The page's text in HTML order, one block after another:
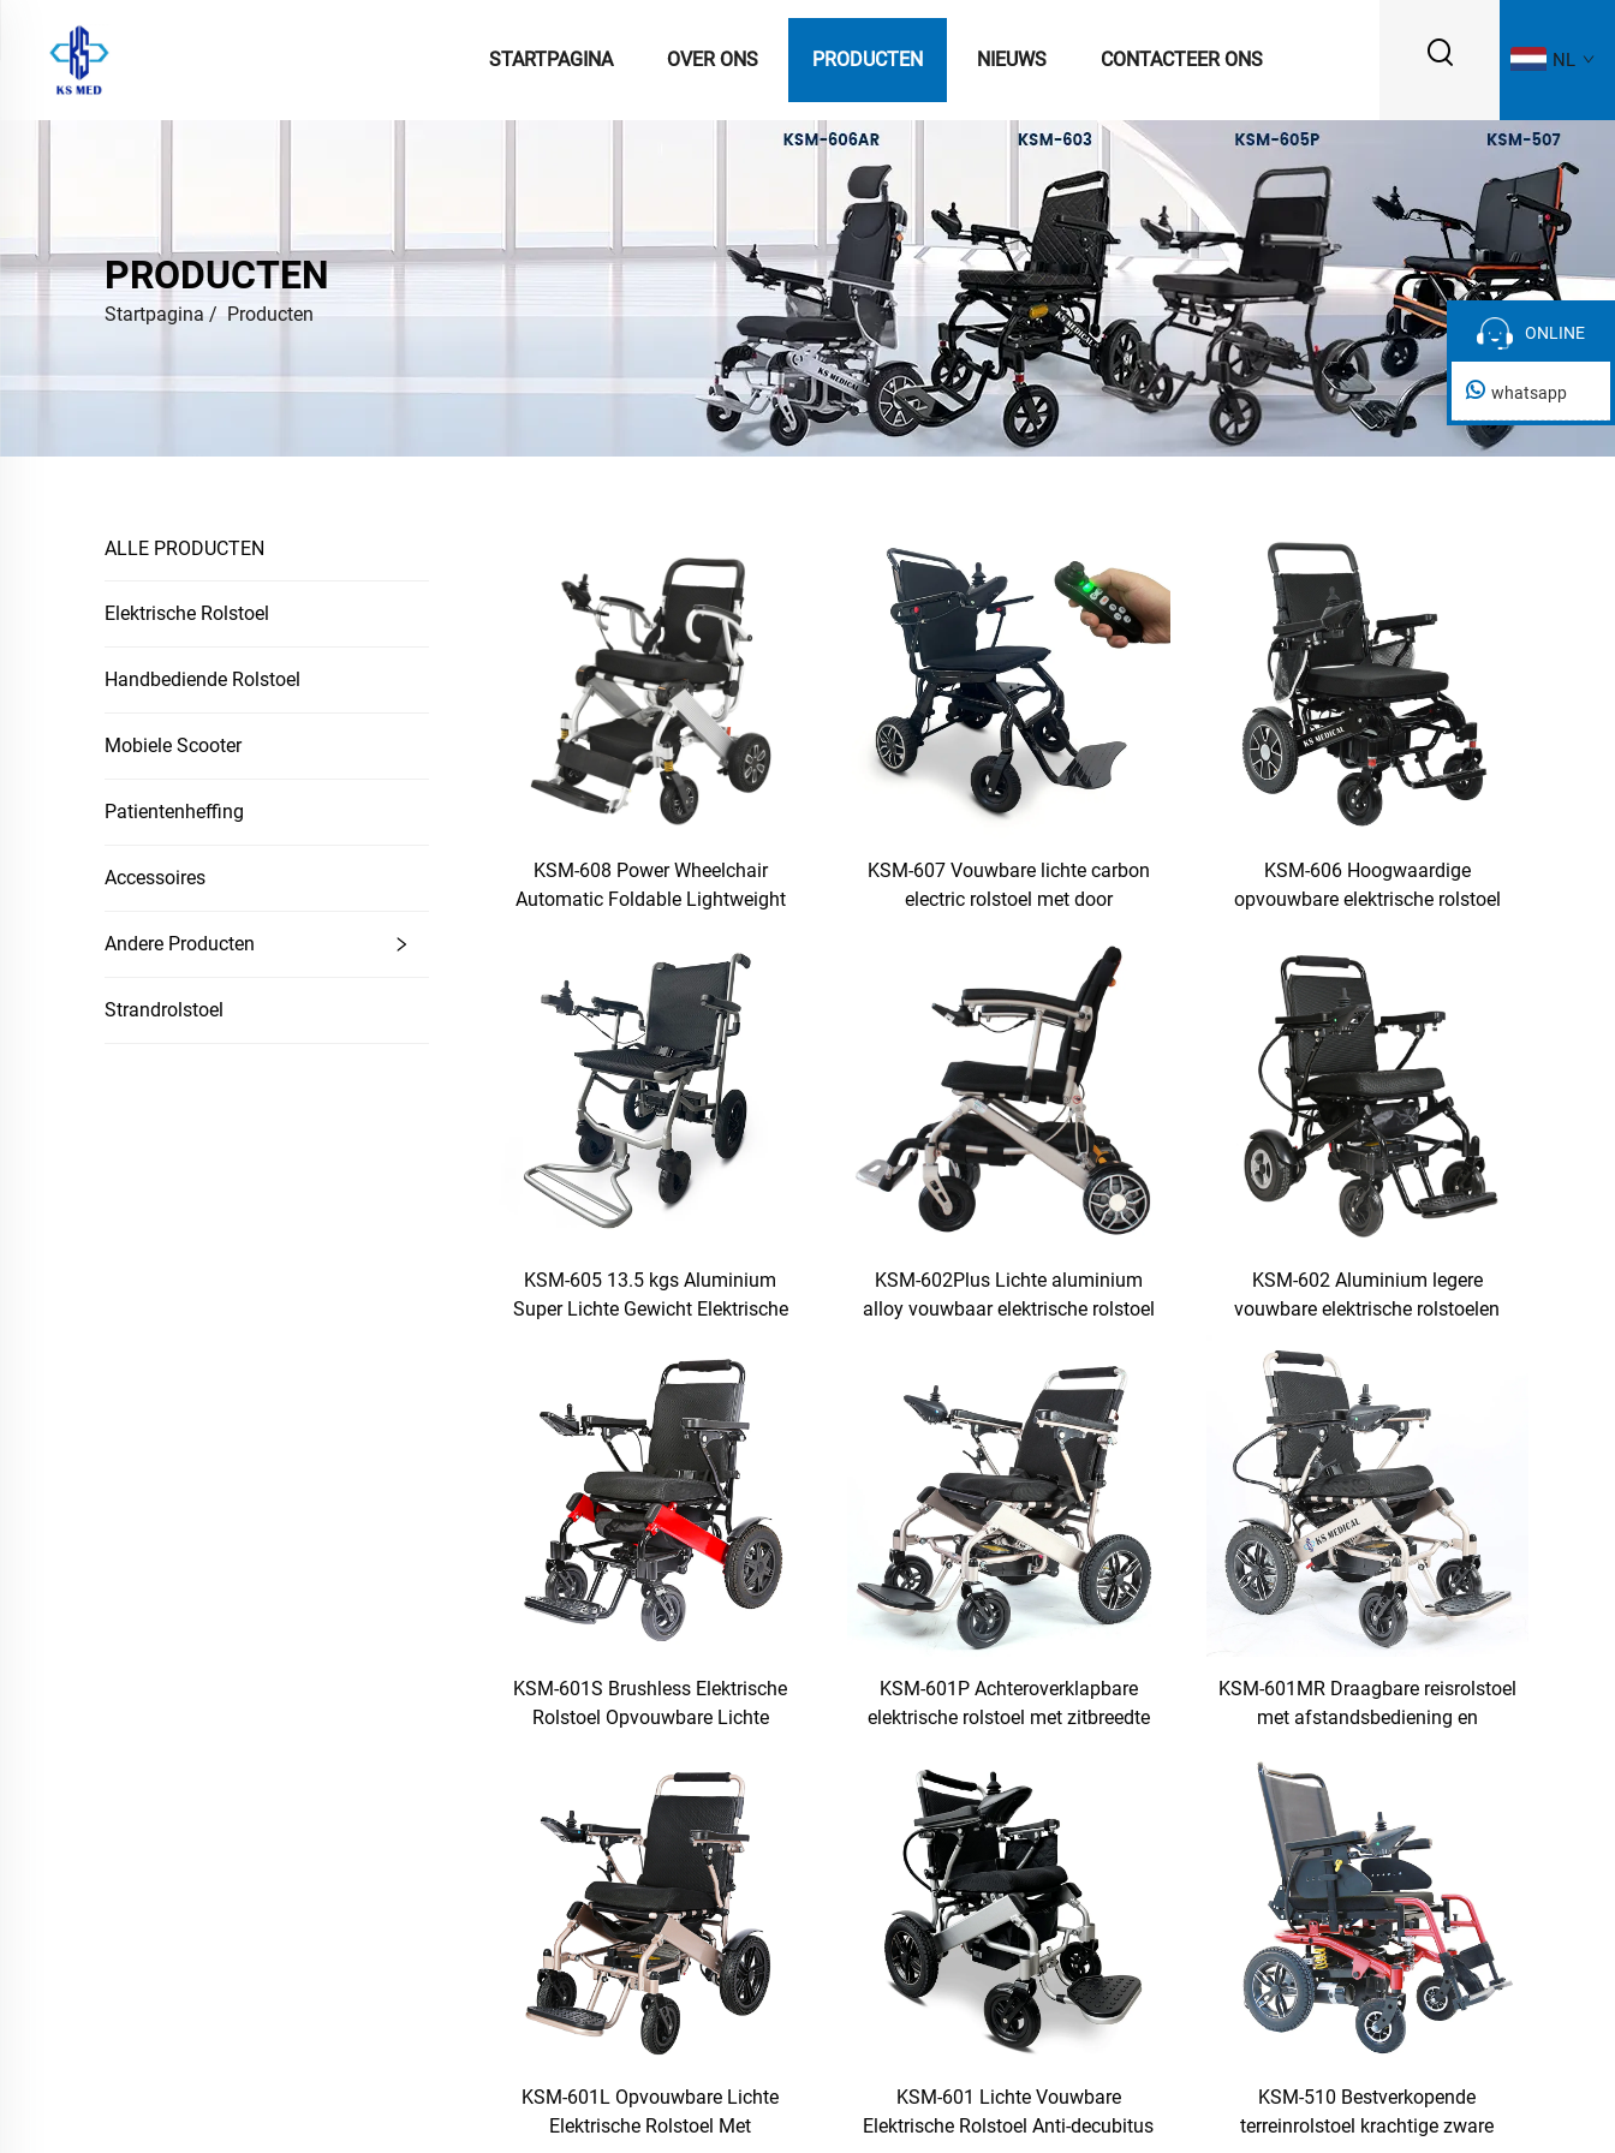
STARTPAGINA OVER ONS PRODUCTEN NIEUWS CONTACTEER ONS NL
PRODUCTEN
Startpagina / Producten
ALLE PRODUCTEN
Elektrische Rolstoel
Handbediende Rolstoel
Mobiele Scooter
Patientenheffing
Accessoires
Andere Producten
Strandrolstoel
KSM-608 Power Wheelchair
Automatic Foldable Lightweight
vliegtuig
KSM-607 Vouwbare lichte carbon
electric rolstoel met door
goedgekeurde lithium accu
reisrolstoelen
KSM-606 Hoogwaardige
opvouwbare elektrische rolstoel
elektrische rolstoelen voor ouderen
KSM-605 13.5 kgs Aluminium
Super Lichte Gewicht Elektrische
Vouwbaar Elektrische Rolstoel Met
Lithium Accu
KSM-602Plus Lichte aluminium
alloy vouwbaar elektrische rolstoel
achteroverklapfunctie
KSM-602 Aluminium legere
vouwbare elektrische rolstoelen
afstandsbediening elektrische
rolstoel
KSM-601S Brushless Elektrische
Rolstoel Opvouwbare Lichte
Motor 6AH Batterij 2 stuks
Vliegtuiggoedgekeurd voor Reizen
KSM-601P Achteroverklapbare
elektrische rolstoel met zitbreedte
kg voor buiten gebruik zware plicht
elektrische rolstoelen
KSM-601MR Draagbare reisrolstoel
met afstandsbediening en
gehandicapten en volwassenen
KSM-601L Opvouwbare Lichte
Elektrische Rolstoel Met
KSM-601 Lichte Vouwbare
Elektrische Rolstoel Anti-decubitus
KSM-510 Bestverkopende
terreinrolstoel krachtige zware
ONLINE
ONLINE
whatsapp